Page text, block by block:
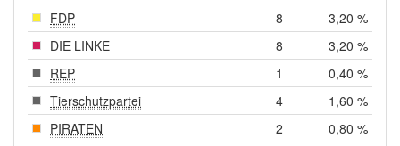
FDP
8
3,20 %
DIE LINKE
8
3,20 %
REP
1
0,40 %
Tierschutzpartei
4
1,60 %
PIRATEN
2
0,80 %